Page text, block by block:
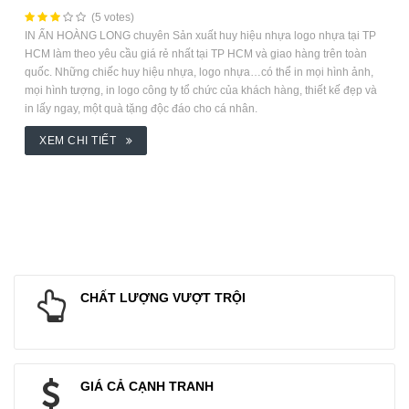
(5 votes)
IN ẤN HOÀNG LONG chuyên Sản xuất huy hiệu nhựa logo nhựa tại TP
HCM làm theo yêu cầu giá rẻ nhất tại TP HCM và giao hàng trên toàn
quốc. Những chiếc huy hiệu nhựa, logo nhựa…có thể in mọi hình ảnh,
mọi hình tượng, in logo công ty tổ chức của khách hàng, thiết kế đẹp và
in lấy ngay, một quà tặng độc đáo cho cá nhân.
XEM CHI TIẾT
CHẤT LƯỢNG VƯỢT TRỘI
GIÁ CẢ CẠNH TRANH